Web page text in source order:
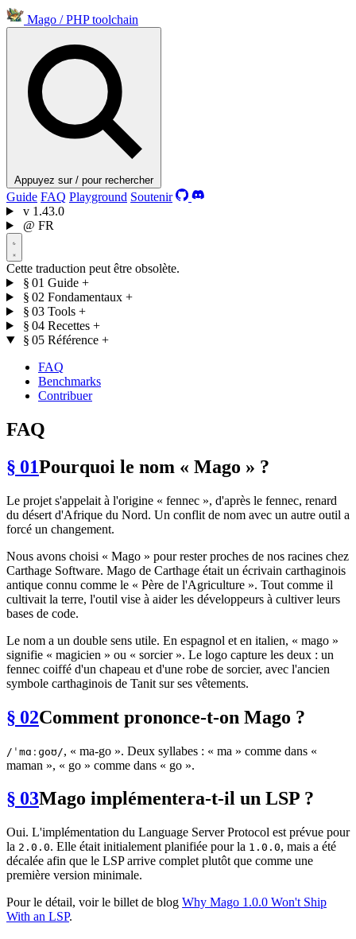
Mago / PHP toolchain
Appuyez sur / pour rechercher
Guide FAQ Playground Soutenir
v 1.43.0
@ FR
Cette traduction peut être obsolète.
§ 01 Guide +
§ 02 Fondamentaux +
§ 03 Tools +
§ 04 Recettes +
§ 05 Référence +
FAQ
Benchmarks
Contribuer
FAQ
§ 01Pourquoi le nom « Mago » ?
Le projet s'appelait à l'origine « fennec », d'après le fennec, renard
du désert d'Afrique du Nord. Un conflit de nom avec un autre outil a
forcé un changement.
Nous avons choisi « Mago » pour rester proches de nos racines chez
Carthage Software. Mago de Carthage était un écrivain carthaginois
antique connu comme le « Père de l'Agriculture ». Tout comme il
cultivait la terre, l'outil vise à aider les développeurs à cultiver leurs
bases de code.
Le nom a un double sens utile. En espagnol et en italien, « mago »
signifie « magicien » ou « sorcier ». Le logo capture les deux : un
fennec coiffé d'un chapeau et d'une robe de sorcier, avec l'ancien
symbole carthaginois de Tanit sur ses vêtements.
§ 02Comment prononce-t-on Mago ?
/ˈmɑːɡoʊ/, « ma-go ». Deux syllabes : « ma » comme dans «
maman », « go » comme dans « go ».
§ 03Mago implémentera-t-il un LSP ?
Oui. L'implémentation du Language Server Protocol est prévue pour
la 2.0.0. Elle était initialement planifiée pour la 1.0.0, mais a été
décalée afin que le LSP arrive complet plutôt que comme une
première version minimale.
Pour le détail, voir le billet de blog Why Mago 1.0.0 Won't Ship
With an LSP.